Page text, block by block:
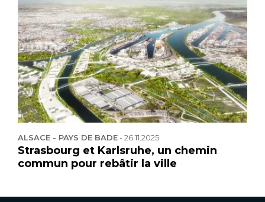
ALSACE - PAYS DE BADE-26.11.2025
Strasbourg et Karlsruhe, un chemin
commun pour rebâtir la ville